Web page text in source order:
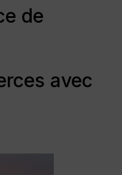
de
avec